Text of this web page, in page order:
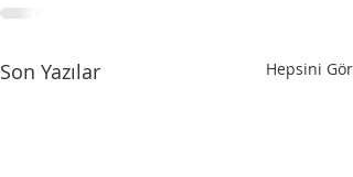
Son Yazılar Hepsini Gör